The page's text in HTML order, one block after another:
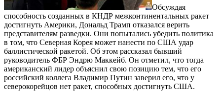
Обсуждая
способность созданных в КНДР межконтинентальных ракет
достигнуть Америки, Дональд Трамп отказался верить
представителям разведки. Они попытались убедить политика
в том, что Северная Корея может нанести по США удар
баллистической ракетой. Об этом рассказал бывший
руководитель ФБР Эндрю Маккейб. Он отметил, что тогда
американский лидер объяснил свою позицию тем, что его
российский коллега Владимир Путин заверил его, что у
северокорейцов нет ракет, способных достигнуть США.